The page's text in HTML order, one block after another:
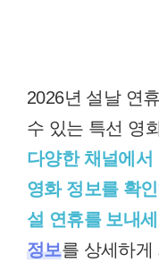
2026년 설날 연
수 있는 특선 영
다양한 채널에서
영화 정보를 확
설 연휴를 보내
정보를 상세하게